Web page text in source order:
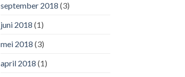
september 2018 (3)
juni 2018 (1)
mei 2018 (3)
april 2018 (1)